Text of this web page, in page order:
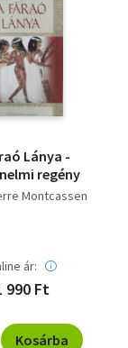
Lánya -
regény
Montcassen
ár:
990 Ft
Kosárba